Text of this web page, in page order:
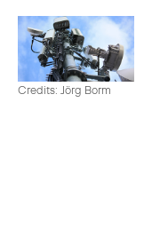
Credits: Jörg Borm